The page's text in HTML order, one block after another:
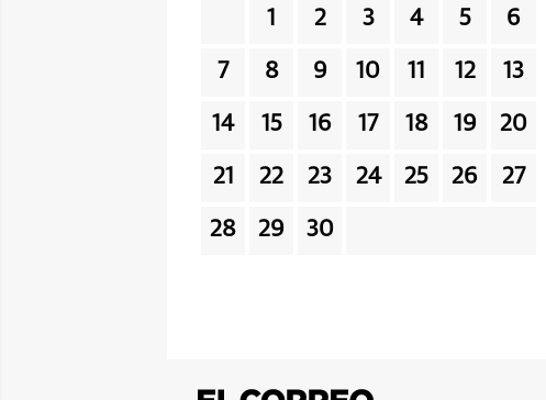
1 2 3 4 5 6
7 8 9 10 11 12 13
14 15 16 17 18 19 20
21 22 23 24 25 26 27
28 29 30